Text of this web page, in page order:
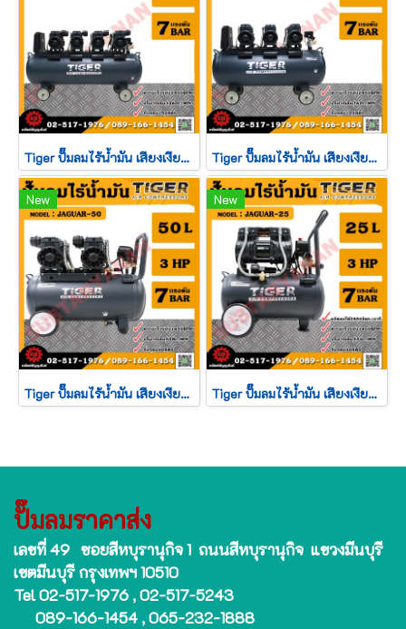
Tiger ปั๊มลมไร้น้ำมัน เสียงเงียบ Oil Free รุ่น JAGUAR-150 150ลิตร 5560วัตต์ 220V. Tiger ปั๊มลมไร้น้ำมัน เสียงเงียบ Oil Free รุ่น JAGUAR-120 120ลิตร 4170วัตต์ 220V.
New
Tiger ปั๊มลมไร้น้ำมัน เสียงเงียบ Oil Free รุ่น JAGUAR-50 50ลิตร 2780วัตต์ 220V.
New
Tiger ปั๊มลมไร้น้ำมัน เสียงเงียบ Oil Free รุ่น JAGUAR-25 25ลิตร 1390วัตต์ 220V.
ปั๊มลมราคาส่ง
เลขที่ 49 ซอยสีหบุรานุกิจ 1 ถนนสีหบุรานุกิจ แขวงมีนบุรี
เขตมีนบุรี กรุงเทพฯ 10510
Tel 02-517-1976 , 02-517-5243
089-166-1454 , 065-232-1888